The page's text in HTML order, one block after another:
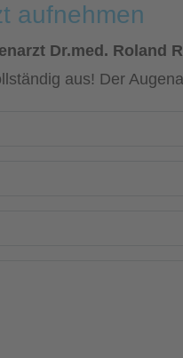
aufnehmen
Dr.med. Roland
aus! Der